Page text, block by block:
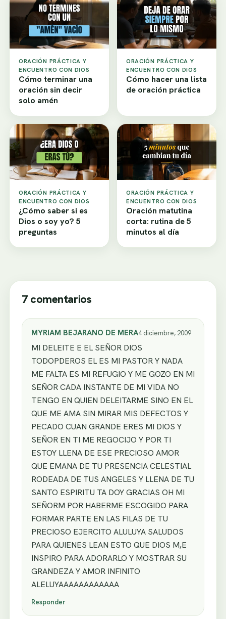
ORACIÓN PRÁCTICA Y
ENCUENTRO CON DIOS
Cómo terminar una
oración sin decir
solo amén
ORACIÓN PRÁCTICA Y
ENCUENTRO CON DIOS
Cómo hacer una lista
de oración práctica
ORACIÓN PRÁCTICA Y
ENCUENTRO CON DIOS
¿Cómo saber si es
Dios o soy yo? 5
preguntas
ORACIÓN PRÁCTICA Y
ENCUENTRO CON DIOS
Oración matutina
corta: rutina de 5
minutos al día
7 comentarios
MYRIAM BEJARANO DE MERA4 diciembre, 2009
MI DELEITE E EL SEÑOR DIOS
TODOPDEROS EL ES MI PASTOR Y NADA
ME FALTA ES MI REFUGIO Y ME GOZO EN MI
SEÑOR CADA INSTANTE DE MI VIDA NO
TENGO EN QUIEN DELEITARME SINO EN EL
QUE ME AMA SIN MIRAR MIS DEFECTOS Y
PECADO CUAN GRANDE ERES MI DIOS Y
SEÑOR EN TI ME REGOCIJO Y POR TI
ESTOY LLENA DE ESE PRECIOSO AMOR
QUE EMANA DE TU PRESENCIA CELESTIAL
RODEADA DE TUS ANGELES Y LLENA DE TU
SANTO ESPIRITU TA DOY GRACIAS OH MI
SEÑORM POR HABERME ESCOGIDO PARA
FORMAR PARTE EN LAS FILAS DE TU
PRECIOSO EJERCITO ALULUYA SALUDOS
PARA QUIENES LEAN ESTO QUE DIOS M,E
INSPIRO PARA ADORARLO Y MOSTRAR SU
GRANDEZA Y AMOR INFINITO
ALELUYAAAAAAAAAAAA
Responder